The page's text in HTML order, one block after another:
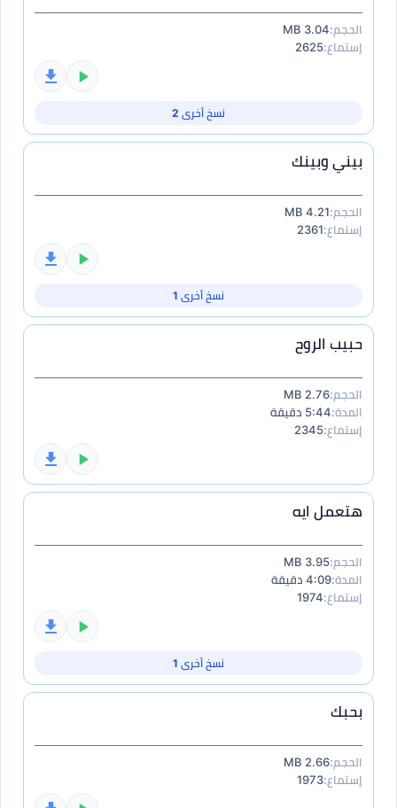
الحجم:3.04 MB
إستماع:2625
نسخ أخرى 2
بيني وبينك
الحجم:4.21 MB
إستماع:2361
نسخ أخرى 1
حبيب الروح
الحجم:2.76 MB
المدة:5:44 دقيقة
إستماع:2345
هتعمل ايه
الحجم:3.95 MB
المدة:4:09 دقيقة
إستماع:1974
نسخ أخرى 1
بحبك
الحجم:2.66 MB
إستماع:1973